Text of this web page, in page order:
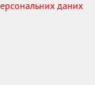
даних